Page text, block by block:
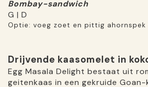
Bombay-sandwich
G | D
Optie: voeg zoet en pittig ahornspek
Drijvende kaasomelet in
Egg Masala Delight bestaat uit
geitenkaas in een gekruide Goan-